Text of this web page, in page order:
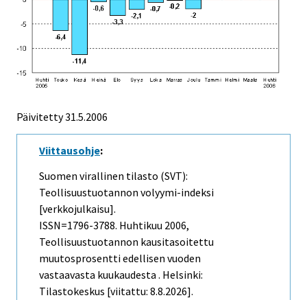
Päivitetty31.5.2006
Viittausohje:
Suomen virallinen tilasto (SVT):
Teollisuustuotannon volyymi-indeksi
[verkkojulkaisu].
ISSN=1796-3788. Huhtikuu 2006,
Teollisuustuotannon kausitasoitettu
muutosprosentti edellisen vuoden
vastaavasta kuukaudesta . Helsinki:
Tilastokeskus [viitattu: 8.8.2026].